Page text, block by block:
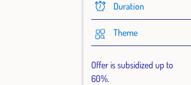
Duration
Theme
Offer is subsidized up to
60%.